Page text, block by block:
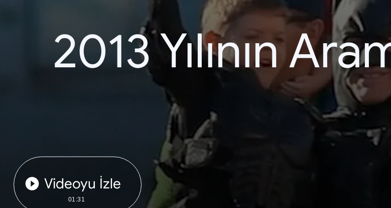
2013 Yılının
Videoyu İzle
01:31